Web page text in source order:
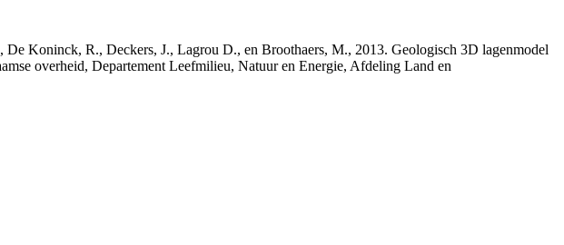
Koninck, R., Deckers, J., Lagrou D., en Broothaers, M., 2013. Geologisch 3D lagenmodel
overheid, Departement Leefmilieu, Natuur en Energie, Afdeling Land en